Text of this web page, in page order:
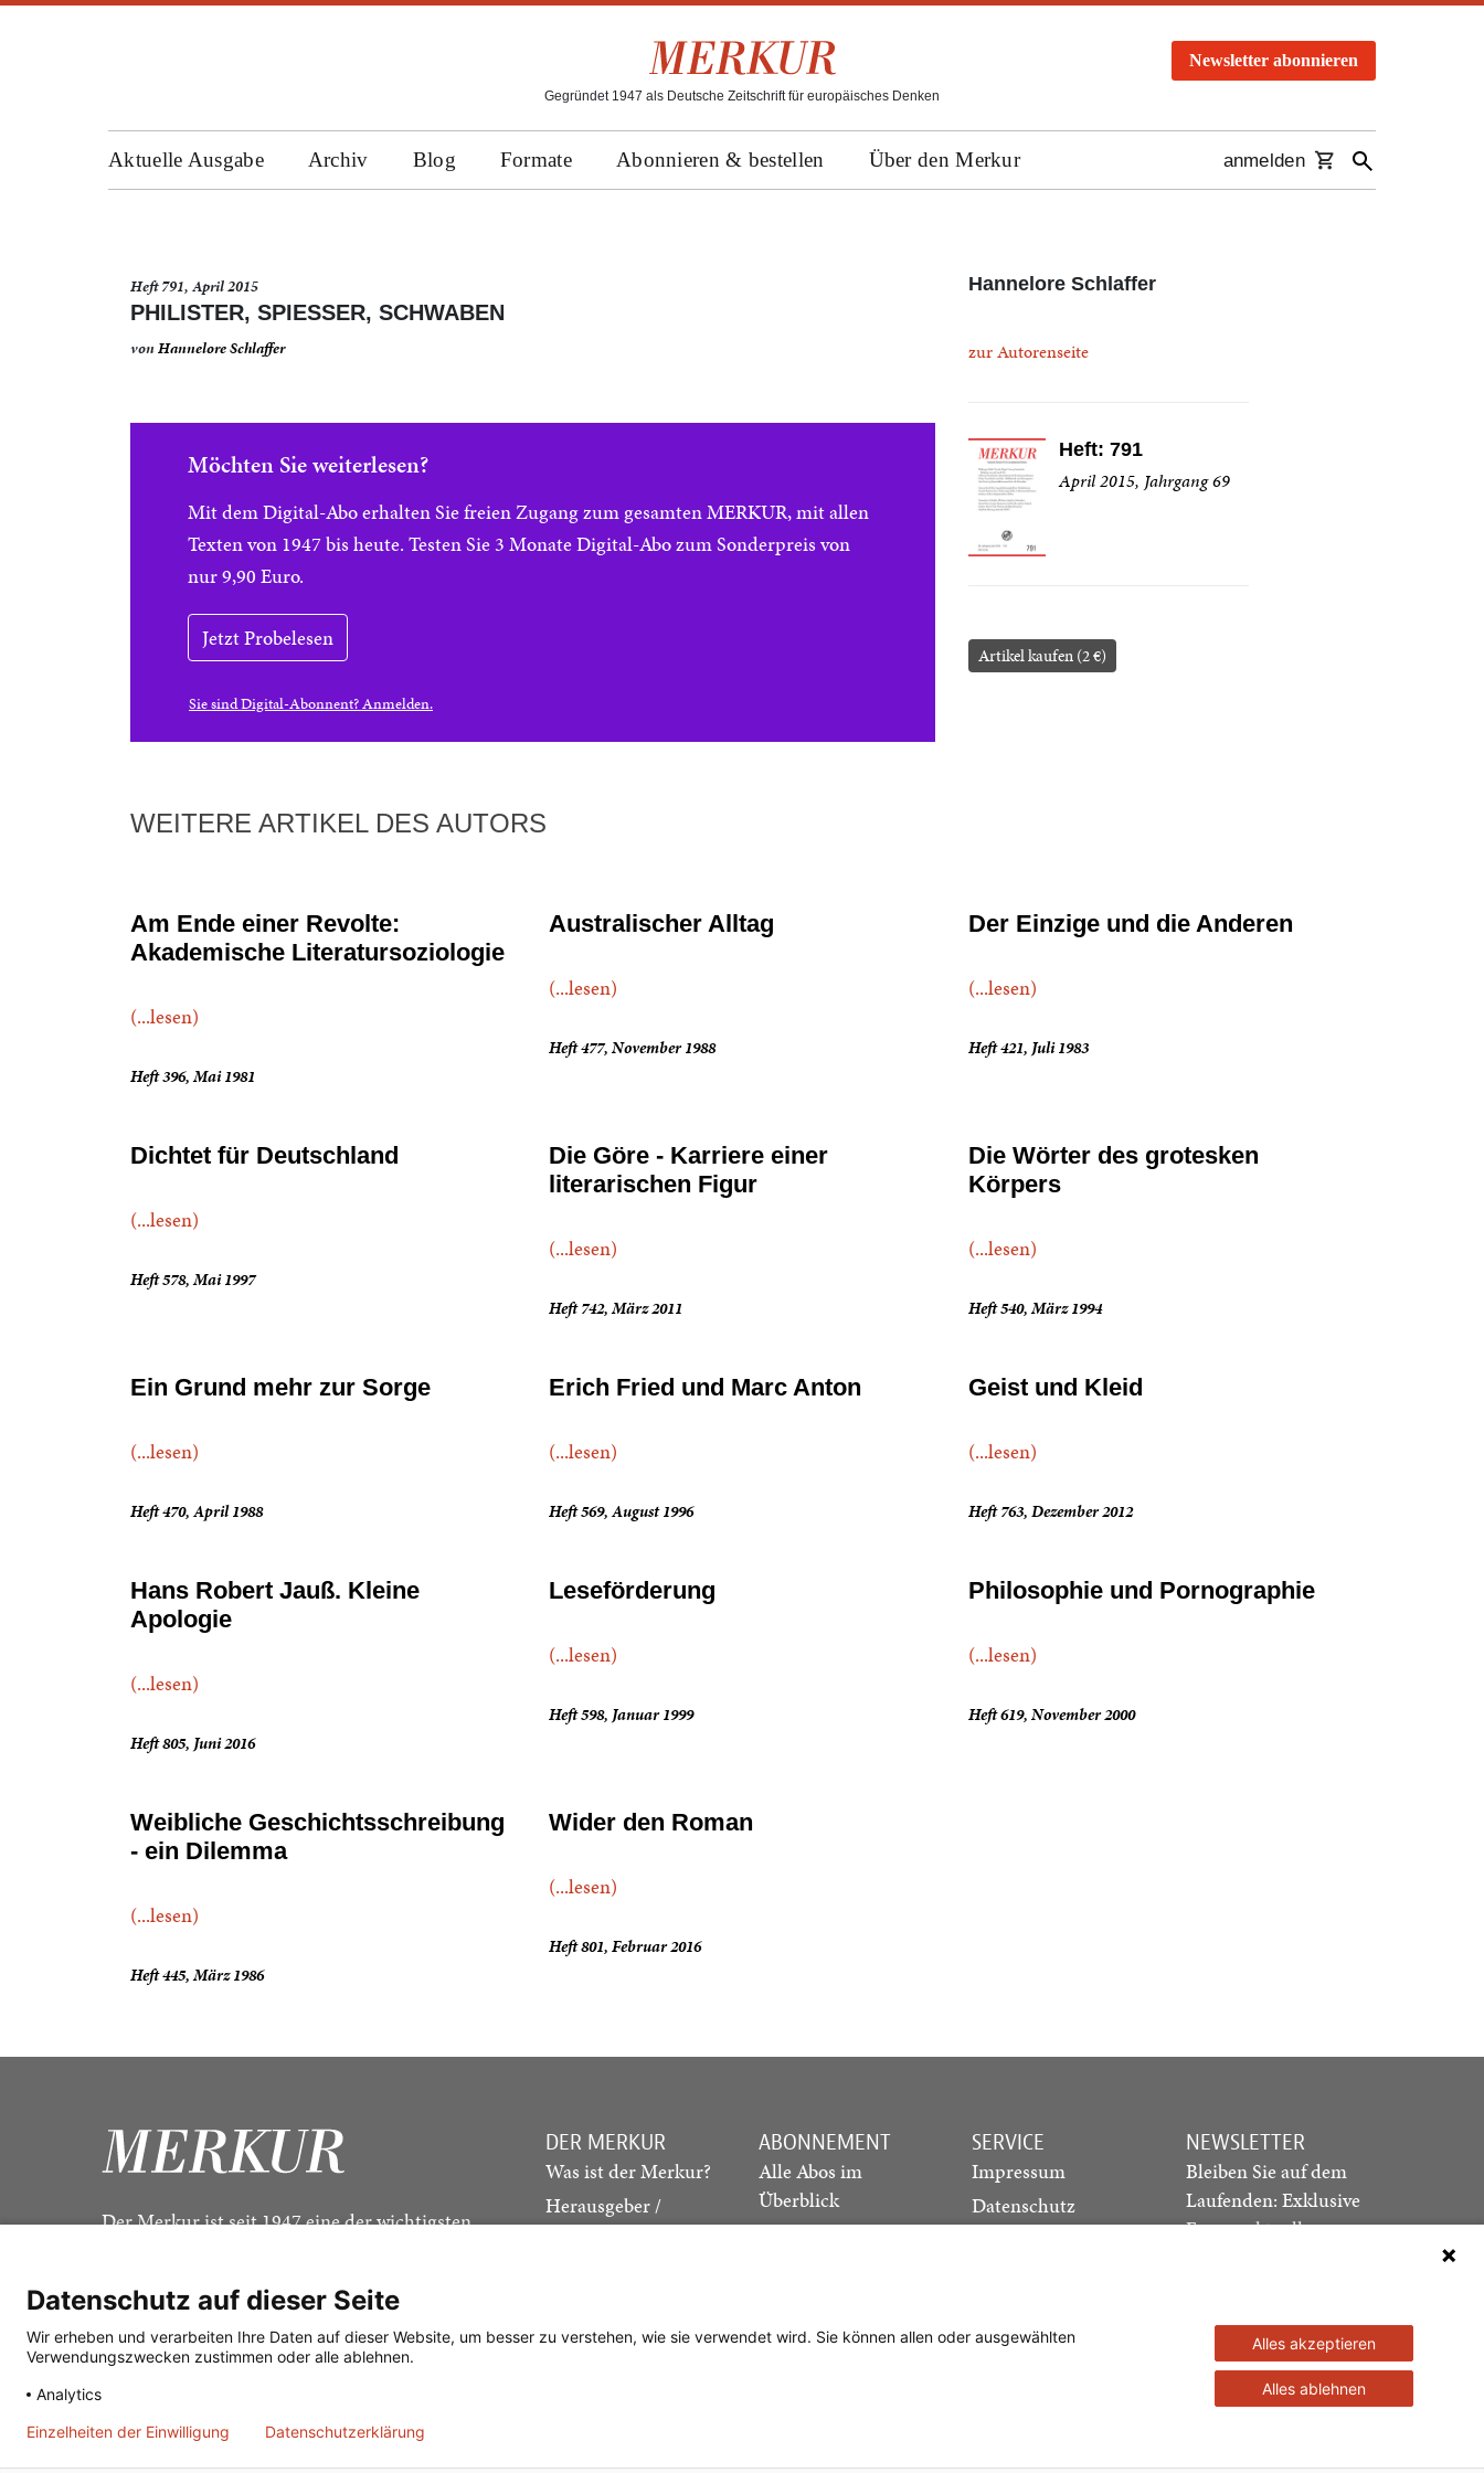
Gegründet 1947 als Deutsche Zeitschrift für europäisches Denken
Newsletter abonnieren
Aktuelle Ausgabe Archiv Blog Formate Abonnieren & bestellen Über den Merkur anmelden
Heft 791, April 2015
PHILISTER, SPIESSER, SCHWABEN
vonHannelore Schlaffer
Möchten Sie weiterlesen?
Mit dem Digital-Abo erhalten Sie freien Zugang zum gesamten MERKUR, mit allen
Texten von 1947 bis heute. Testen Sie 3 Monate Digital-Abo zum Sonderpreis von
nur 9,90 Euro.
Jetzt Probelesen
Sie sind Digital-Abonnent? Anmelden.
Hannelore Schlaffer
zur Autorenseite
Heft: 791
April 2015, Jahrgang 69
Artikel kaufen (2 €)
WEITERE ARTIKEL DES AUTORS
Am Ende einer Revolte:
Akademische Literatursoziologie
(...lesen)
Heft 396, Mai 1981
Australischer Alltag
(...lesen)
Heft 477, November 1988
Der Einzige und die Anderen
(...lesen)
Heft 421, Juli 1983
Dichtet für Deutschland
(...lesen)
Heft 578, Mai 1997
Die Göre - Karriere einer
literarischen Figur
(...lesen)
Heft 742, März 2011
Die Wörter des grotesken
Körpers
(...lesen)
Heft 540, März 1994
Ein Grund mehr zur Sorge
(...lesen)
Heft 470, April 1988
Erich Fried und Marc Anton
(...lesen)
Heft 569, August 1996
Geist und Kleid
(...lesen)
Heft 763, Dezember 2012
Hans Robert Jauß. Kleine
Apologie
(...lesen)
Heft 805, Juni 2016
Leseförderung
(...lesen)
Heft 598, Januar 1999
Philosophie und Pornographie
(...lesen)
Heft 619, November 2000
Weibliche Geschichtsschreibung
- ein Dilemma
(...lesen)
Heft 445, März 1986
Wider den Roman
(...lesen)
Heft 801, Februar 2016
Der Merkur ist seit 1947 eine der wichtigsten
DER MERKUR
Was ist der Merkur?
Herausgeber /
Redaktion
ABONNEMENT
Alle Abos im
Überblick
Print-Abo
Studierenden-Abo
SERVICE
Impressum
Datenschutz
NEWSLETTER
Bleiben Sie auf dem
Laufenden: Exklusive
Essays, aktuelle
Newsletter abonnieren
Datenschutz auf dieser Seite
Wir erheben und verarbeiten Ihre Daten auf dieser Website, um besser zu verstehen, wie sie verwendet wird. Sie können allen oder ausgewählten
Verwendungszwecken zustimmen oder alle ablehnen.
Analytics
Alles akzeptieren
Alles ablehnen
Einzelheiten der Einwilligung Datenschutzerklärung